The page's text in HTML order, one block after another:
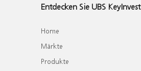
Entdecken Sie UBS KeyInvest
Home
Märkte
Produkte